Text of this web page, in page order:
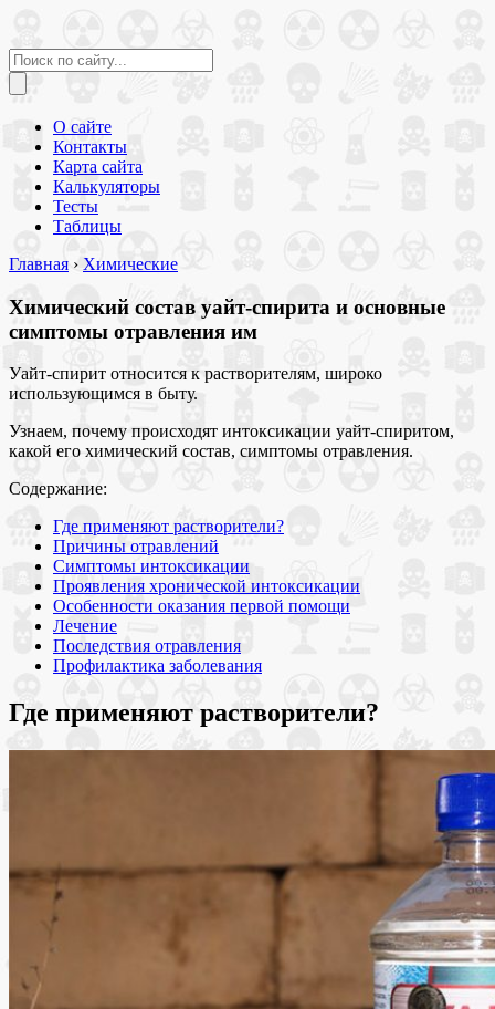
О сайте
Контакты
Карта сайта
Калькуляторы
Тесты
Таблицы
Главная › Химические
Химический состав уайт-спирита и основные
симптомы отравления им
Уайт-спирит относится к растворителям, широко
использующимся в быту.
Узнаем, почему происходят интоксикации уайт-спиритом,
какой его химический состав, симптомы отравления.
Содержание:
Где применяют растворители?
Причины отравлений
Симптомы интоксикации
Проявления хронической интоксикации
Особенности оказания первой помощи
Лечение
Последствия отравления
Профилактика заболевания
Где применяют растворители?